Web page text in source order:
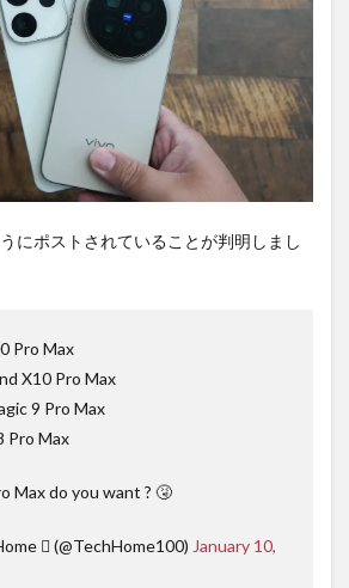
にポストされていることが判明しまし
Pro Max
X10 Pro Max
9 Pro Max
Pro Max
Max do you want ? 🤧
 (@TechHome100) January 10,